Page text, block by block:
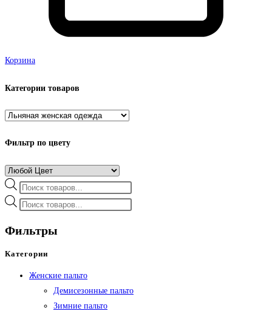
Корзина
Категории товаров
Фильтр по цвету
Поиск
товаров
Поиск
Фильтры
Категории
Женские пальто
Демисезонные пальто
Зимние пальто